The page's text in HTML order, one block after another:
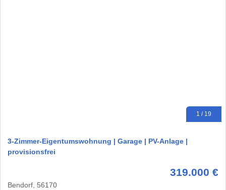
1 / 19
3-Zimmer-Eigentumswohnung | Garage | PV-Anlage |
provisionsfrei
319.000 €
Bendorf, 56170